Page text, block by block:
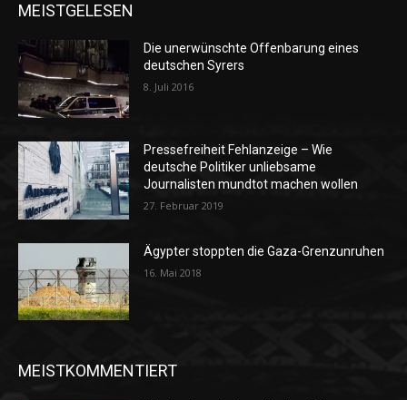
MEISTGELESEN
Die unerwünschte Offenbarung eines
deutschen Syrers
8. Juli 2016
Pressefreiheit Fehlanzeige – Wie
deutsche Politiker unliebsame
Journalisten mundtot machen wollen
27. Februar 2019
Ägypter stoppten die Gaza-Grenzunruhen
16. Mai 2018
MEISTKOMMENTIERT